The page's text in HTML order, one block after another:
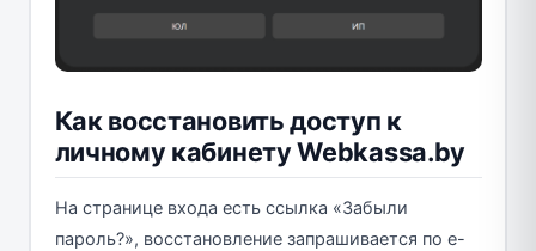
Как восстановить доступ к
личному кабинету Webkassa.by
На странице входа есть ссылка «Забыли
пароль?», восстановление запрашивается по e-